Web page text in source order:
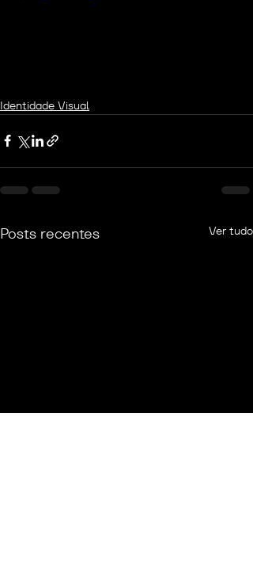
Identidade Visual
Posts recentes Ver tudo